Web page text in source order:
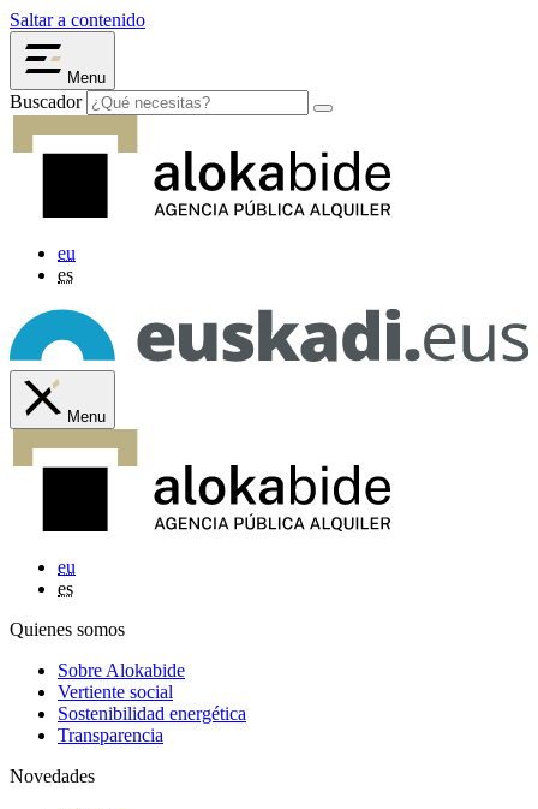
Saltar a contenido
Menu
Buscador
eu
es
Menu
eu
es
Quienes somos
Sobre Alokabide
Vertiente social
Sostenibilidad energética
Transparencia
Novedades